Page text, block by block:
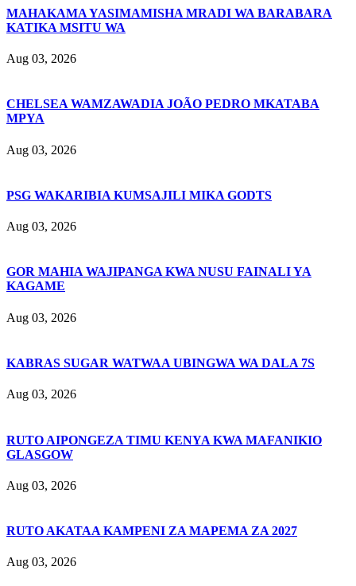
MAHAKAMA YASIMAMISHA MRADI WA BARABARA
KATIKA MSITU WA
Aug 03, 2026
CHELSEA WAMZAWADIA JOÃO PEDRO MKATABA
MPYA
Aug 03, 2026
PSG WAKARIBIA KUMSAJILI MIKA GODTS
Aug 03, 2026
GOR MAHIA WAJIPANGA KWA NUSU FAINALI YA
KAGAME
Aug 03, 2026
KABRAS SUGAR WATWAA UBINGWA WA DALA 7S
Aug 03, 2026
RUTO AIPONGEZA TIMU KENYA KWA MAFANIKIO
GLASGOW
Aug 03, 2026
RUTO AKATAA KAMPENI ZA MAPEMA ZA 2027
Aug 03, 2026